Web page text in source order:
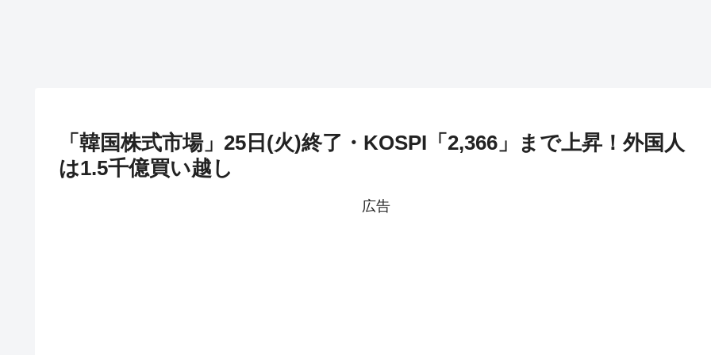
「韓国株式市場」25日(火)終了・KOSPI「2,366」まで上昇！外国人
は1.5千億買い越し
広告